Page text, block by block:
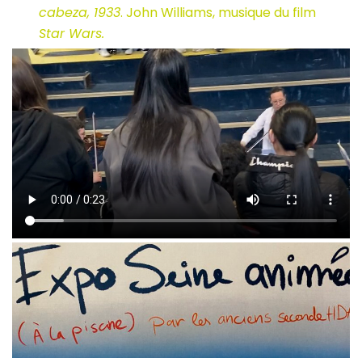
cabeza, 1933. John Williams, musique du film
Star Wars.